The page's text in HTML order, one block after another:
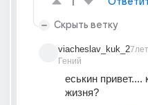
Скрыть ветку
viacheslav_kuk_2
Гений
7лет
еськин привет....
жизня?